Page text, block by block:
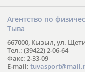
Агентство по
Тыва
667000, Кызыл, ул.
Тел.: (39422) 2-06-64
Факс: 2-33-09
E-mail: